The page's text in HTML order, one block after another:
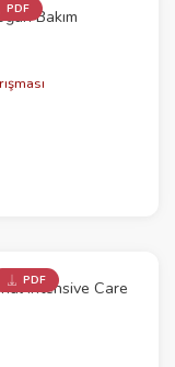
Bakım
PDF
Intensive Care
PDF